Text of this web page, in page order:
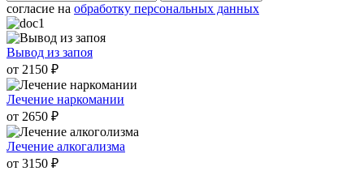
согласие на обработку персональных данных
Вывод из запоя
от 2150 ₽
Лечение наркомании
от 2650 ₽
Лечение алкогализма
от 3150 ₽